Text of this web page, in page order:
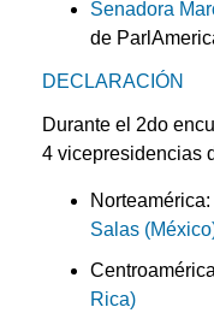
Senadora
de
DECLARACIÓN
Durante el 2do
4 vicepresidencias
Norteamérica:
Salas
Rica)